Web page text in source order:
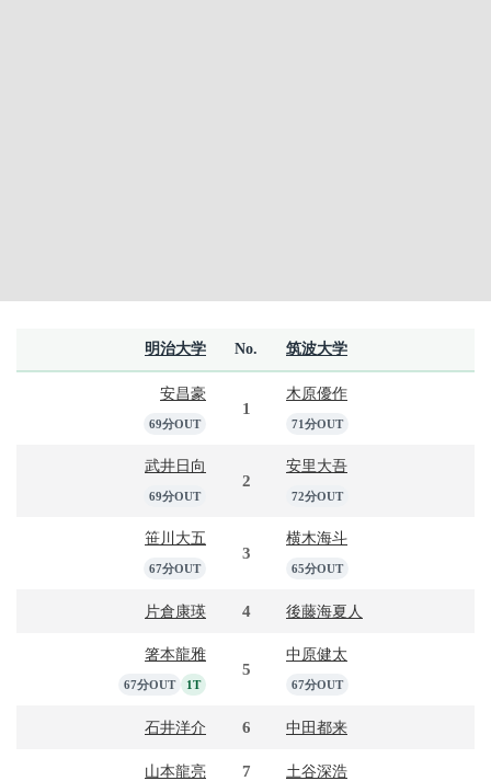
明治大学 No. 筑波大学
安昌豪
69分OUT
1
木原優作
71分OUT
武井日向
69分OUT
2
安里大吾
72分OUT
笹川大五
67分OUT
3
横木海斗
65分OUT
片倉康瑛 4 後藤海夏人
箸本龍雅
67分OUT 1T
5
中原健太
67分OUT
石井洋介 6 中田都来
山本龍亮 7 土谷深浩